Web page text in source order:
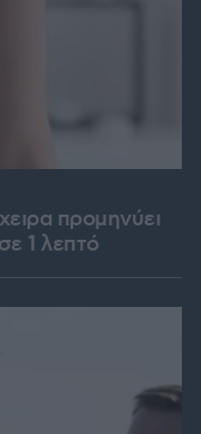
προμηνύει
1 λεπτό